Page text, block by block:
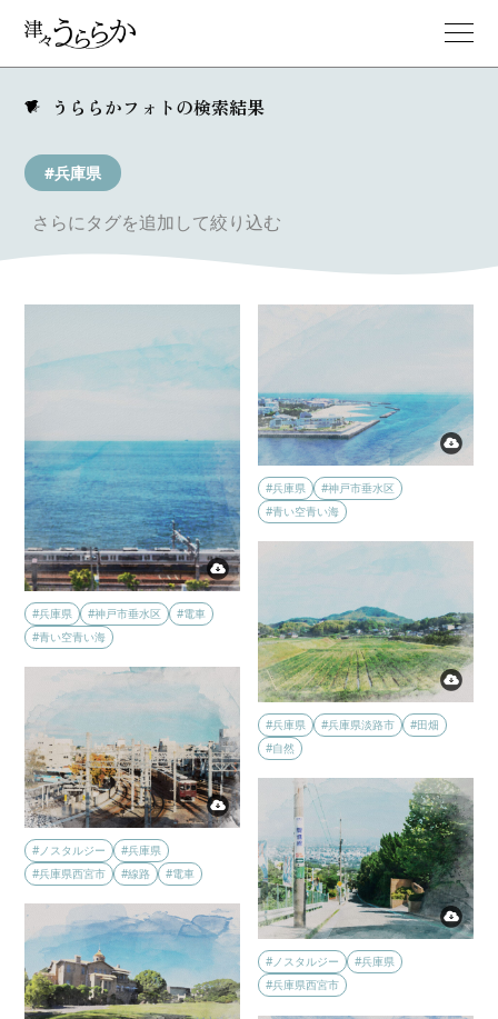
うららかフォトの検索結果
#兵庫県
さらにタグを追加して絞り込む
#兵庫県 #神戸市垂水区
#電車
#青い空青い海
#兵庫県
#神戸市垂水区
#青い空青い海
#兵庫県 #兵庫県淡路市
#田畑
#自然
#ノスタルジー
#兵庫県
#兵庫県西宮市
#線路 #電車
#ノスタルジー
#兵庫県
#兵庫県西宮市